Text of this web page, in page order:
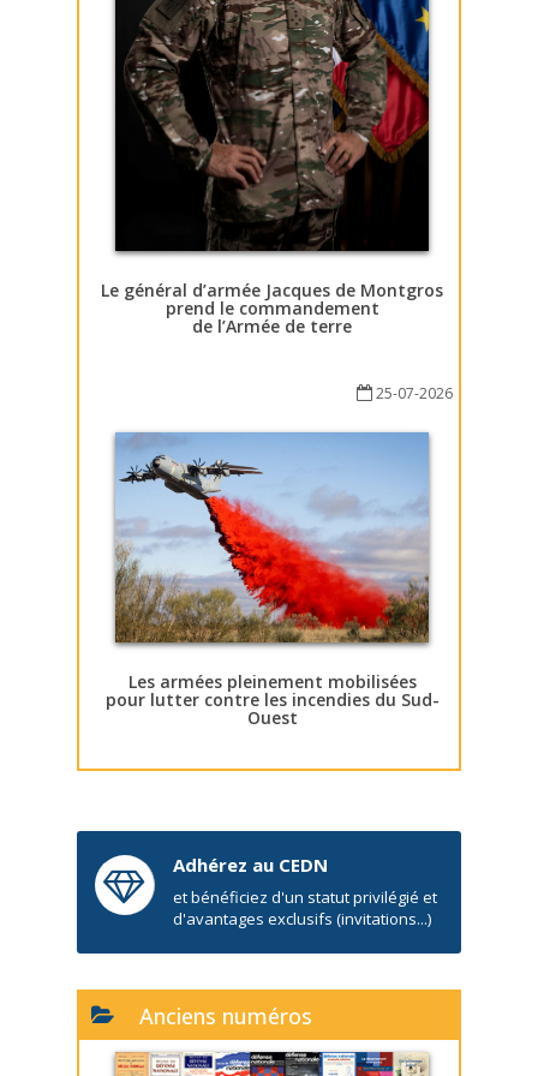
Le général d’armée Jacques de Montgros
prend le commandement
de l’Armée de terre
25-07-2026
Les armées pleinement mobilisées
pour lutter contre les incendies du Sud-
Ouest
Adhérez au CEDN
et bénéficiez d'un statut privilégié et
d'avantages exclusifs (invitations...)
Anciens numéros